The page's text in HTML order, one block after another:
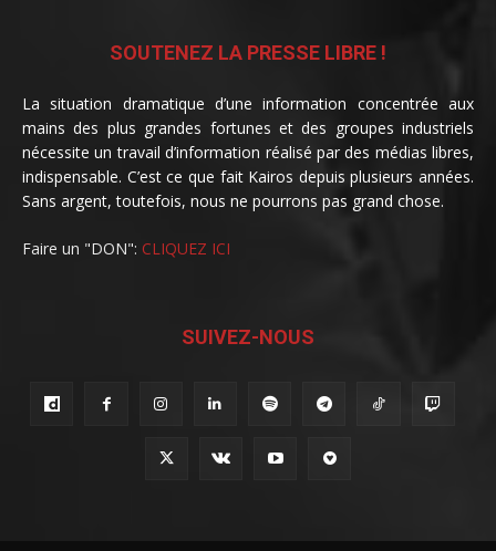
SOUTENEZ LA PRESSE LIBRE !
La situation dramatique d’une information concentrée aux
mains des plus grandes fortunes et des groupes industriels
nécessite un travail d’information réalisé par des médias libres,
indispensable. C’est ce que fait Kairos depuis plusieurs années.
Sans argent, toutefois, nous ne pourrons pas grand chose.
Faire un "DON": CLIQUEZ ICI
SUIVEZ-NOUS